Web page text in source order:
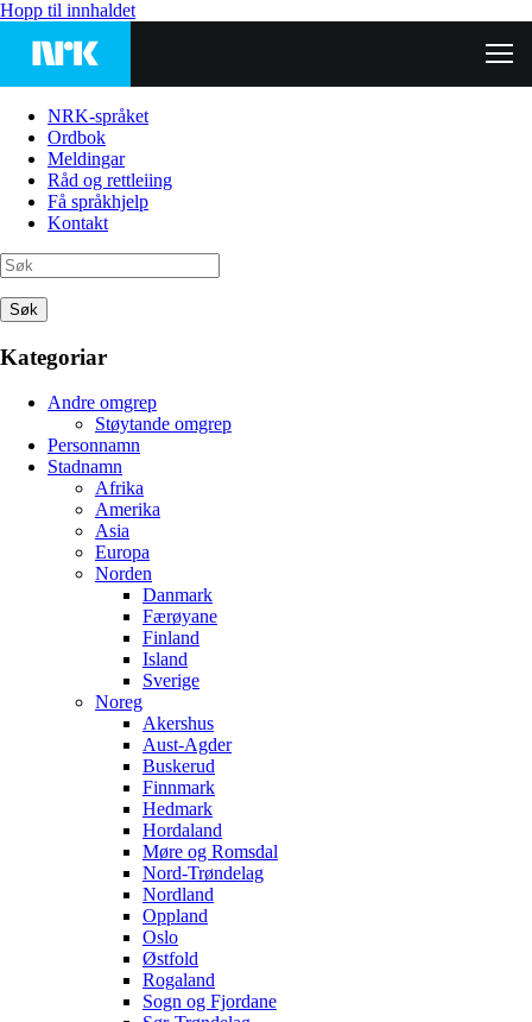
Hopp til innhaldet
NRK-språket
Ordbok
Meldingar
Råd og rettleiing
Få språkhjelp
Kontakt
Søk
Kategoriar
Andre omgrep
Støytande omgrep
Personnamn
Stadnamn
Afrika
Amerika
Asia
Europa
Norden
Danmark
Færøyane
Finland
Island
Sverige
Noreg
Akershus
Aust-Agder
Buskerud
Finnmark
Hedmark
Hordaland
Møre og Romsdal
Nord-Trøndelag
Nordland
Oppland
Oslo
Østfold
Rogaland
Sogn og Fjordane